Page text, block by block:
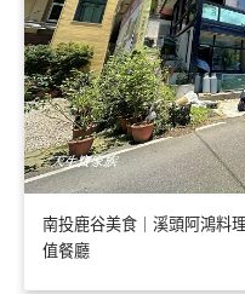
南投鹿谷美食｜溪頭阿鴻料
值餐廳